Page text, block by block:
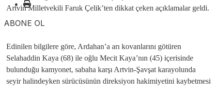
ABONE OL
Artvin Milletvekili Faruk Çelik’ten dikkat çeken açıklamalar geldi.
Edinilen bilgilere göre, Ardahan’a arı kovanlarını götüren
Selahaddin Kaya (68) ile oğlu Mecit Kaya’nın (45) içerisinde
bulunduğu kamyonet, sabaha karşı Artvin-Şavşat karayolunda
seyir halindeyken sürücüsünün direksiyon hakimiyetini kaybetmesi